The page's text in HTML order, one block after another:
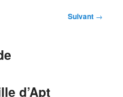
Suivant →
d’Apt